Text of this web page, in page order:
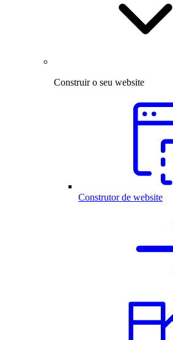
Construir o seu website
Construtor de website